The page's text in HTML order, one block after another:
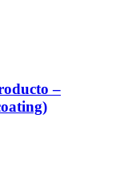
–